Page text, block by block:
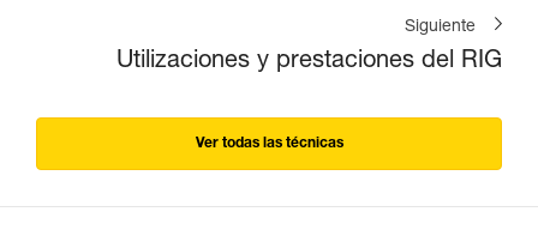
Siguiente
Utilizaciones y prestaciones del RIG
Ver todas las técnicas